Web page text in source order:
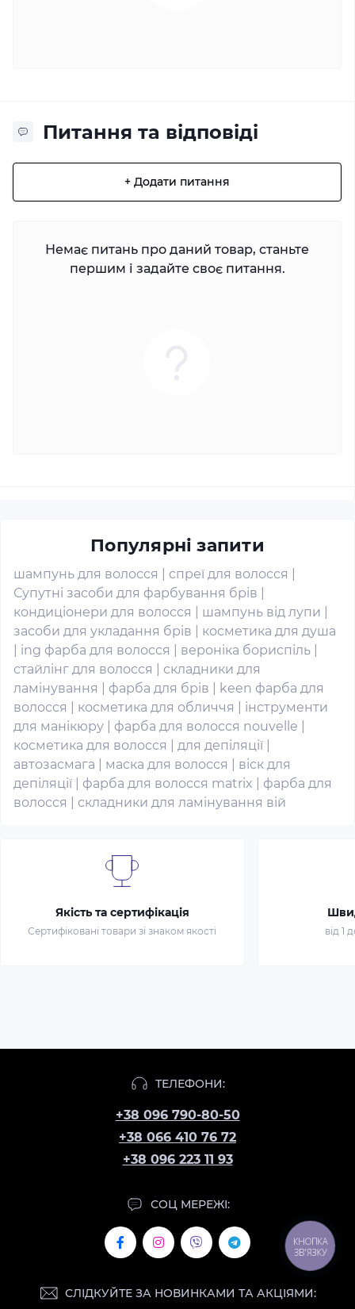
Питання та відповіді
+ Додати питання
Немає питань про даний товар, станьте
першим і задайте своє питання.
Популярні запити
шампунь для волосся спреї для волосся
Супутні засоби для фарбування брів
кондиціонери для волосся
шампунь від лупи
засоби для укладання брів
косметика для душа
ing фарба для волосся вероніка бориспіль
стайлінг для волосся
складники для
ламінування
фарба для брів
keen фарба для
волосся
косметика для обличчя
інструменти
для манікюру
фарба для волосся nouvelle
косметика для волосся
для депіляції
автозасмага
маска для волосся
віск для
депіляції
фарба для волосся matrix
фарба для
волосся
складники для ламінування вій
Якість та сертифікація
Сертифіковані товари зі знаком якості від 1
ТЕЛЕФОНИ:
+38 096 790-80-50
+38 066 410 76 72
+38 096 223 11 93
СОЦ МЕРЕЖІ:
СЛІДКУЙТЕ ЗА НОВИНКАМИ ТА АКЦІЯМИ:
КНОПКА
ЗВ'ЯЗКУ